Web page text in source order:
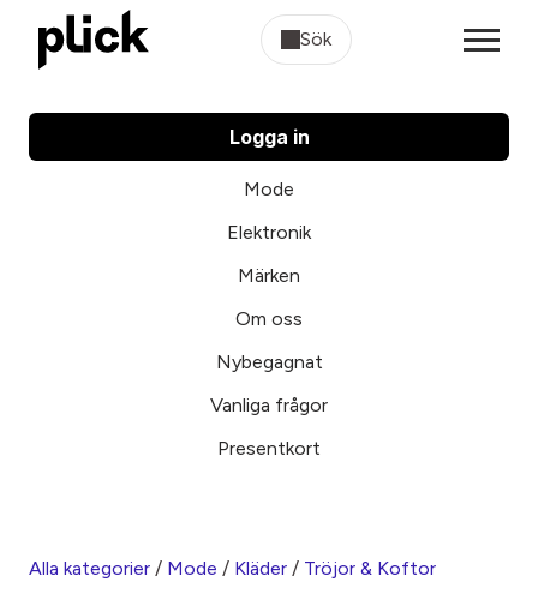
Sök
Logga in
Mode
Elektronik
Märken
Om oss
Nybegagnat
Vanliga frågor
Presentkort
Alla kategorier / Mode / Kläder / Tröjor & Koftor